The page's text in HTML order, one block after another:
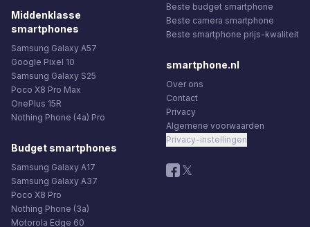
Middenklasse
smartphones
Samsung Galaxy A57
Google Pixel 10
Samsung Galaxy S25
Poco X8 Pro Max
OnePlus 15R
Nothing Phone (4a) Pro
Budget smartphones
Samsung Galaxy A17
Samsung Galaxy A37
Poco X8 Pro
Nothing Phone (3a)
Motorola Edge 60
Beste budget smartphone
Beste camera smartphone
Beste smartphone prijs-kwaliteit
smartphone.nl
Over ons
Contact
Privacy
Algemene voorwaarden
Privacy-instellingen